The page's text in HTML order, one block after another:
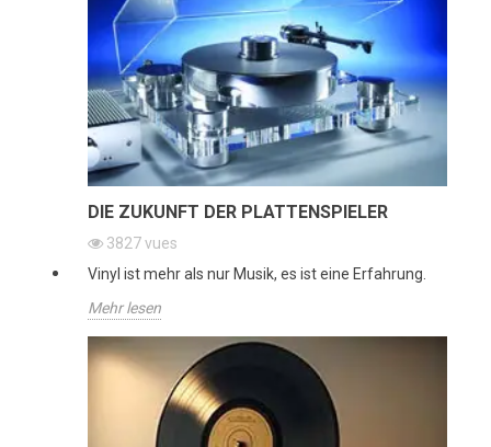
DIE ZUKUNFT DER PLATTENSPIELER
3827vues
Vinyl ist mehr als nur Musik, es ist eine Erfahrung.
Mehr lesen